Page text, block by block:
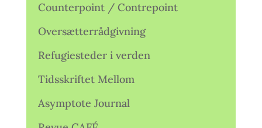
Counterpoint / Contrepoint
Oversætterrådgivning
Refugiesteder i verden
Tidsskriftet Mellom
Asymptote Journal